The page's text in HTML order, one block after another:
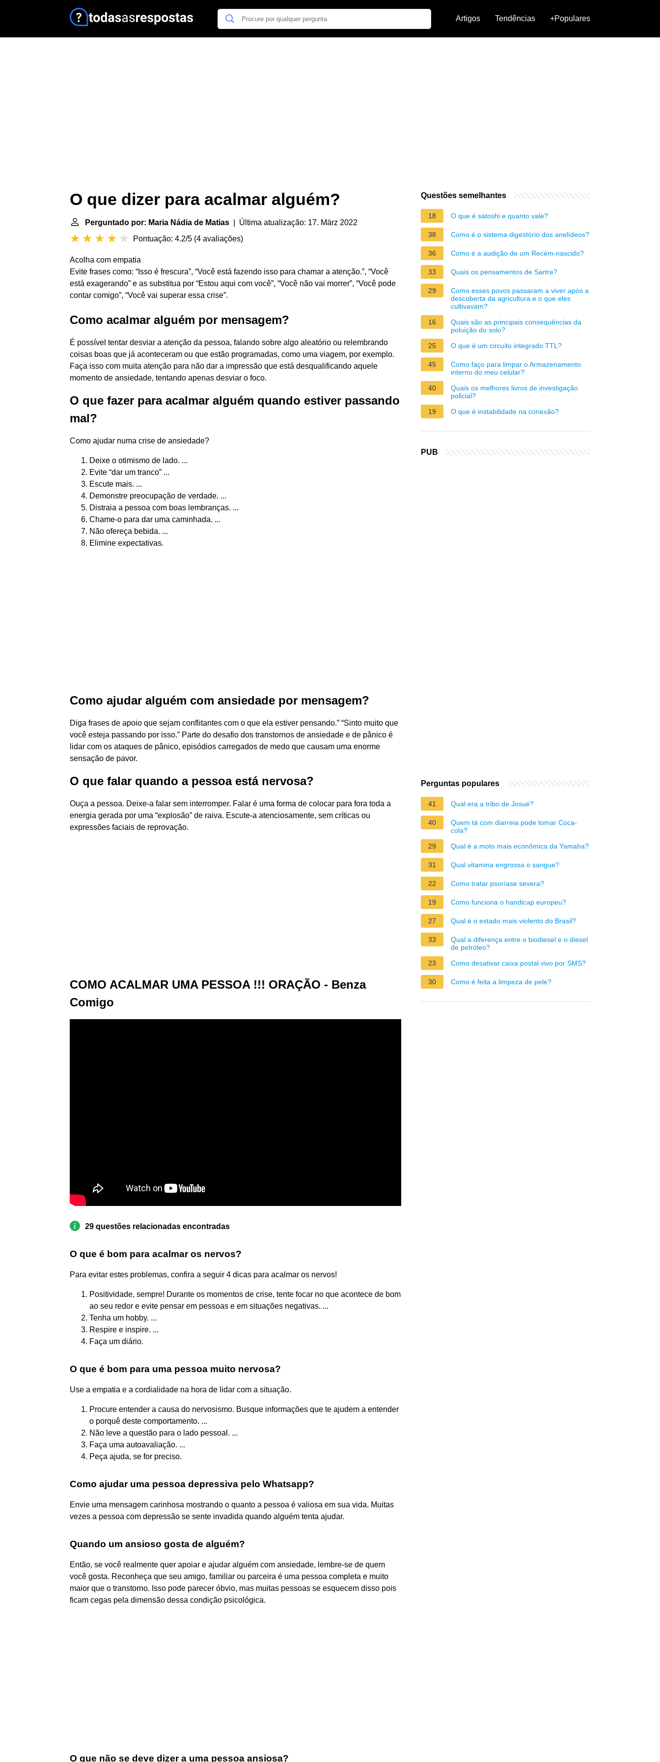
Artigos Tendências +Populares
O que dizer para acalmar alguém?
Perguntado por: Maria Nádia de Matias | Última atualização: 17. März 2022
Pontuação: 4.2/5 (4 avaliações)
Acolha com empatia
Evite frases como: “Isso é frescura”, “Você está fazendo isso para chamar a atenção.”, “Você
está exagerando” e as substitua por “Estou aqui com você”, “Você não vai morrer”, “Você pode
contar comigo”, “Você vai superar essa crise”.
Como acalmar alguém por mensagem?
É possível tentar desviar a atenção da pessoa, falando sobre algo aleatório ou relembrando
coisas boas que já aconteceram ou que estão programadas, como uma viagem, por exemplo.
Faça isso com muita atenção para não dar a impressão que está desqualificando aquele
momento de ansiedade, tentando apenas desviar o foco.
O que fazer para acalmar alguém quando estiver passando
mal?
Como ajudar numa crise de ansiedade?
Deixe o otimismo de lado. ...
Evite “dar um tranco” ...
Escute mais. ...
Demonstre preocupação de verdade. ...
Distraia a pessoa com boas lembranças. ...
Chame-o para dar uma caminhada. ...
Não ofereça bebida. ...
Elimine expectativas.
Como ajudar alguém com ansiedade por mensagem?
Diga frases de apoio que sejam conflitantes com o que ela estiver pensando.” “Sinto muito que
você esteja passando por isso.” Parte do desafio dos transtornos de ansiedade e de pânico é
lidar com os ataques de pânico, episódios carregados de medo que causam uma enorme
sensação de pavor.
O que falar quando a pessoa está nervosa?
Ouça a pessoa. Deixe-a falar sem interromper. Falar é uma forma de colocar para fora toda a
energia gerada por uma “explosão” de raiva. Escute-a atenciosamente, sem críticas ou
expressões faciais de reprovação.
COMO ACALMAR UMA PESSOA !!! ORAÇÃO - Benza
Comigo
29 questões relacionadas encontradas
O que é bom para acalmar os nervos?
Para evitar estes problemas, confira a seguir 4 dicas para acalmar os nervos!
Positividade, sempre! Durante os momentos de crise, tente focar no que acontece de bom
ao seu redor e evite pensar em pessoas e em situações negativas. ...
Tenha um hobby. ...
Respire e inspire. ...
Faça um diário.
O que é bom para uma pessoa muito nervosa?
Use a empatia e a cordialidade na hora de lidar com a situação.
Procure entender a causa do nervosismo. Busque informações que te ajudem a entender
o porquê deste comportamento. ...
Não leve a questão para o lado pessoal. ...
Faça uma autoavaliação. ...
Peça ajuda, se for preciso.
Como ajudar uma pessoa depressiva pelo Whatsapp?
Envie uma mensagem carinhosa mostrando o quanto a pessoa é valiosa em sua vida. Muitas
vezes a pessoa com depressão se sente invadida quando alguém tenta ajudar.
Quando um ansioso gosta de alguém?
Então, se você realmente quer apoiar e ajudar alguém com ansiedade, lembre-se de quem
você gosta. Reconheça que seu amigo, familiar ou parceira é uma pessoa completa e muito
maior que o transtorno. Isso pode parecer óbvio, mas muitas pessoas se esquecem disso pois
ficam cegas pela dimensão dessa condição psicológica.
O que não se deve dizer a uma pessoa ansiosa?
Questões semelhantes
18 O que é satoshi e quanto vale?
38 Como é o sistema digestório dos anelídeos?
36 Como é a audição de um Recém-nascido?
33 Quais os pensamentos de Sartre?
29
Como esses povos passaram a viver após a
descoberta da agricultura e o que eles
cultivavam?
16
Quais são as principais consequências da
poluição do solo?
25
O que é um circuito integrado TTL?
45
Como faço para limpar o Armazenamento
interno do meu celular?
40
Quais os melhores livros de investigação
policial?
19
O que é instabilidade na conexão?
PUB
Perguntas populares
41 Qual era a tribo de Josué?
40
Quem tá com diarreia pode tomar Coca-
cola?
29
Qual é a moto mais econômica da Yamaha?
31 Qual vitamina engrossa o sangue?
22 Como tratar psoríase severa?
19 Como funciona o handicap europeu?
27 Qual é o estado mais violento do Brasil?
33
Qual a diferença entre o biodiesel e o diesel
de petróleo?
23
Como desativar caixa postal vivo por SMS?
30 Como é feita a limpeza de pele?